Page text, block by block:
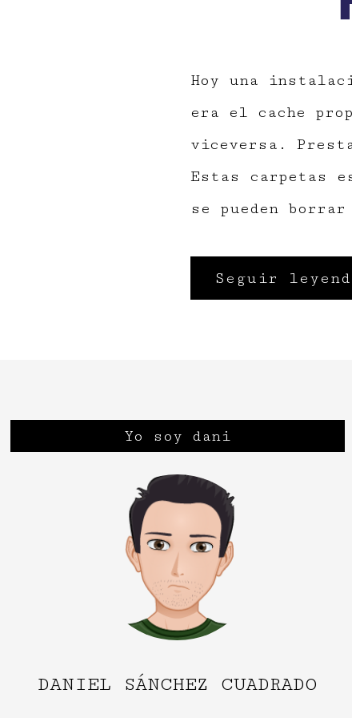
Hoy una
era el cache
viceversa.
Estas carpetas
se pueden
Seguir
Yo soy dani
DANIEL SÁNCHEZ CUADRADO